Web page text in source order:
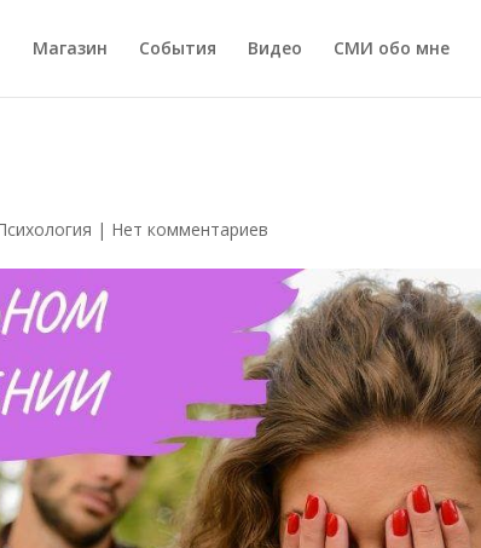
Магазин События Видео СМИ обо мне
| Нет комментариев